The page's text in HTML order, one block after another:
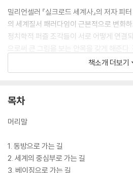
밀리언셀러 『실크로드 세계사』의 저자 피
의 세계질서 패러다임이 근본적으로 변화
정치학적 퍼즐 조각들이 서로 어떻게 연결
으로써 큰 그림을 보는 안목을 갖게 해준다
의 이슈를 광범위하게 다루고 있어 흡사 긴
받는다. 책을 통해 세계가 어떻게 재편되고
수 있을 것이다.
책소개 더보기
목차
머리말
1. 동방으로 가는 길
2. 세계의 중심부로 가는 길
3. 베이징으로 가는 길